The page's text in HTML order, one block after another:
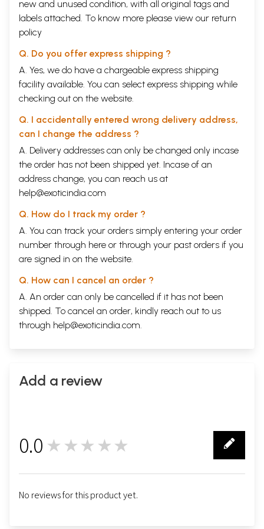
तथा महिलाएँ 1.6 मिलीग्राम लोहे की हानि करती हैं । माहवारी के
दौरान महिलाएँ सर्वाधिक (4 मिग्रा .प्रतिदिन)लोहे की हानि करती हैं ।
प्रतिदिन20
लेने में शरीर समर्थ हो जाता है। आयोडीनयुक्त नमक से ज्यादा लौहयुक्त
नमक आवश्यक होना चाहिए । परन्तु शरीर में अत्यधिक लोहा जाने से भी
लीवर क्षतिग्रस्त हो जाता है । माँसपेशियों,ऊतकों तथा रक्तप्लाज़्मा में
लोहा अधिक मात्रा में जमा होकर सिडरोसिस पैदा करता है । इस रोग में
फेफड़े क्षतिग्रस्त होने लगते हैं। लोहा तथा अन्य पोषक तत्व शरीर में
भली- भांति अवशोषित एवं सात्म्यीकृत हों इसके लिए प्राकृतिक योग
चिकित्सक द्वारा शरीर का संशोधन एवं संतर्पण होना अति आवश्यक है।
अनुक्रमणिका
रक्ताल्पता-खून की संरचना एवं महत्ता
2 रक्ताल्पता के भेद
3 रक्ताल्पता की प्राकृतिक चिकित्सा
4 रक्ताल्पता तथा विधायक विचार 76-78
5 रक्ताल्पता में आहार ही औषधि है
6 रक्ताल्पता तथा एण्टीऑक्सीडेन्ट
और अन्य माइक्रोन्यूद्रिएन्ट्रस
रक्ताल्पता तथा योग
9 रक्ताल्पता से मुक्त प्राकृतिक प्रसव पीड़ा का
sample Page
new and unused condition, with all original tags and
labels attached. To know more please view our return
policy
Q. Do you offer express shipping ?
A. Yes, we do have a chargeable express shipping
facility available. You can select express shipping while
checking out on the website.
Q. I accidentally entered wrong delivery address,
can I change the address ?
A. Delivery addresses can only be changed only incase
the order has not been shipped yet. Incase of an
address change, you can reach us at
help@exoticindia.com
Q. How do I track my order ?
A. You can track your orders simply entering your order
number through here or through your past orders if you
are signed in on the website.
Q. How can I cancel an order ?
A. An order can only be cancelled if it has not been
shipped. To cancel an order, kindly reach out to us
through help@exoticindia.com.
Add a review
0.0 ★★★★★
No reviews for this product yet.